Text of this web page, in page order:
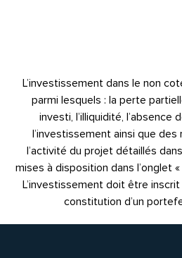
L’investissement dans le non
parmi lesquels : la perte
investi, l’illiquidité, l’absence
l’investissement ainsi que
l’activité du projet détaillés
mises à disposition dans l’onglet
L’investissement doit être
constitution d’un